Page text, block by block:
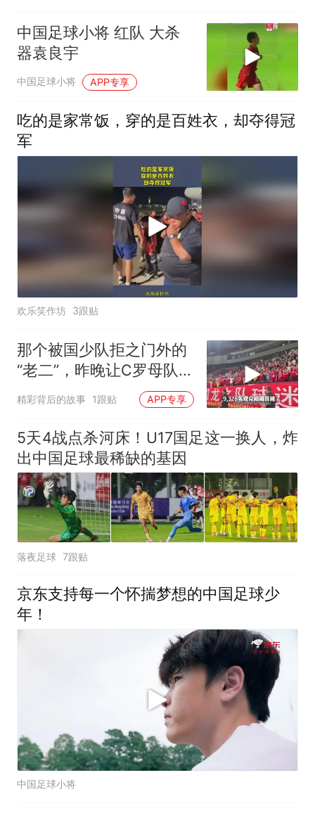
中国足球小将 红队 大杀
器袁良宇
中国足球小将 APP专享
吃的是家常饭，穿的是百姓衣，却夺得冠
军
欢乐笑作坊 3跟贴
那个被国少队拒之门外的
“老二”，昨晚让C罗母队惊
出一身冷汗
精彩背后的故事 1跟贴 APP专享
5天4战点杀河床！U17国足这一换人，炸
出中国足球最稀缺的基因
落夜足球 7跟贴
京东支持每一个怀揣梦想的中国足球少
年！
中国足球小将